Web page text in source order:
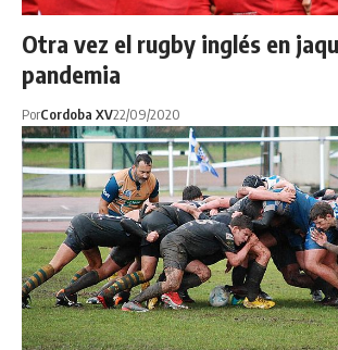
Otra vez el rugby inglés en
pandemia
PorCordoba XV22/09/2020